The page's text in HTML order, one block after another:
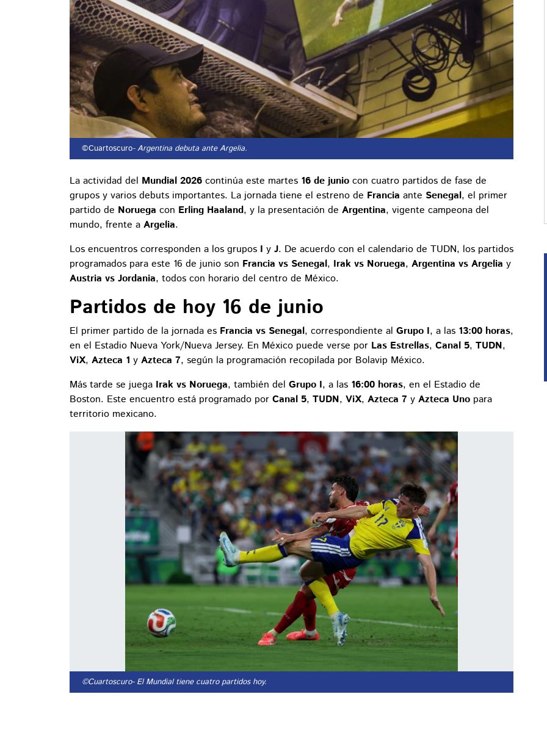
©Cuartoscuro- Argentina debuta ante Argelia.
La actividad del Mundial 2026 continúa este martes 16 de junio con cuatro partidos de fase de
grupos y varios debuts importantes. La jornada tiene el estreno de Francia ante Senegal, el primer
partido de Noruega con Erling Haaland, y la presentación de Argentina, vigente campeona del
mundo, frente a Argelia.
Los encuentros corresponden a los grupos I y J. De acuerdo con el calendario de TUDN, los partidos
programados para este 16 de junio son Francia vs Senegal, Irak vs Noruega, Argentina vs Argelia y
Austria vs Jordania, todos con horario del centro de México.
Partidos de hoy 16 de junio
El primer partido de la jornada es Francia vs Senegal, correspondiente al Grupo I, a las 13:00 horas,
en el Estadio Nueva York/Nueva Jersey. En México puede verse por Las Estrellas, Canal 5, TUDN,
ViX, Azteca 1 y Azteca 7, según la programación recopilada por Bolavip México.
Más tarde se juega Irak vs Noruega, también del Grupo I, a las 16:00 horas, en el Estadio de
Boston. Este encuentro está programado por Canal 5, TUDN, ViX, Azteca 7 y Azteca Uno para
territorio mexicano.
©Cuartoscuro- El Mundial tiene cuatro partidos hoy.